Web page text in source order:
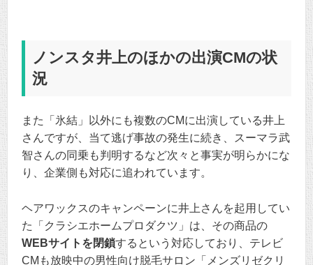
ノンスタ井上のほかの出演CMの状
況
また「氷結」以外にも複数のCMに出演している井上
さんですが、当て逃げ事故の発生に続き、スーマラ武
智さんの同乗も判明するなど次々と事実が明らかにな
り、企業側も対応に追われています。
ヘアワックスのキャンペーンに井上さんを起用してい
た「クラシエホームプロダクツ」は、その商品の
WEBサイトを閉鎖するという対応しており、テレビ
CMも放映中の男性向け脱毛サロン「メンズリゼクリ